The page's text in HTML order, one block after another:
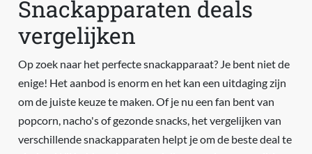
Snackapparaten deals
vergelijken
Op zoek naar het perfecte snackapparaat? Je bent niet de
enige! Het aanbod is enorm en het kan een uitdaging zijn
om de juiste keuze te maken. Of je nu een fan bent van
popcorn, nacho's of gezonde snacks, het vergelijken van
verschillende snackapparaten helpt je om de beste deal te